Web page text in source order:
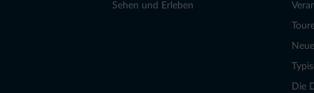
Sehen und Erleben
Die